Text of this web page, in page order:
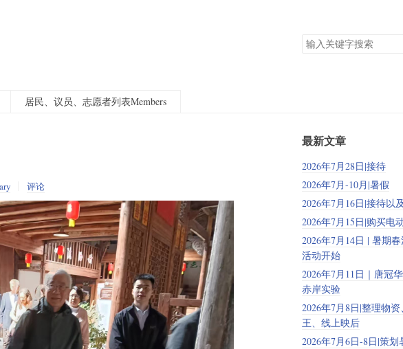
搜
索
居民、议员、志愿者列表Members
评论
最新文章
2026年7月28日|接待
2026年7月-10月|暑假
2026年7月16日|接待以
2026年7月15日|购买电
2026年7月14日 | 暑期
活动开始
2026年7月11日｜唐冠
赤岸实验
2026年7月8日|整理物
王、线上映后
2026年7月6日-8日|策